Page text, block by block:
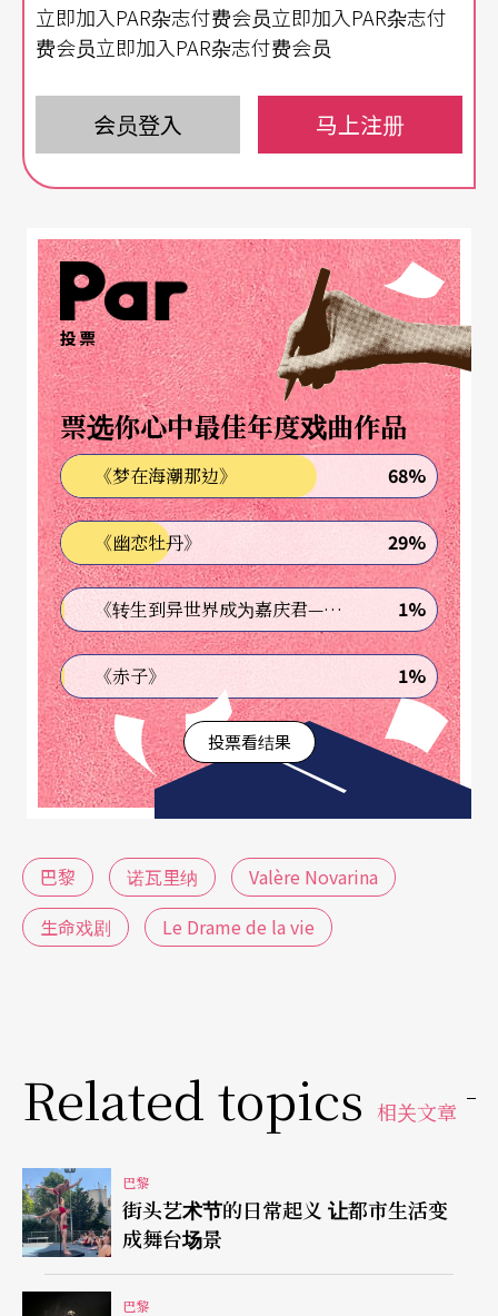
话语流动的盛宴
创作能量丰沛的诺瓦里纳共累计了50多部剧作及理
论，可说是法国现代舞台上最激进的创作者之一。
命的燃料。不同于荒谬剧场常见的语言匮乏与失
效，诺瓦里纳企图用书写创造出一种充满流动性及
饱满能量的「话语剧场」（théâtre de paroles）。
他将作曲的概念融入剧本创作中，在字里行间探索
迸发旋律、营造几何运动的可能。他的剧作没有复
杂的舞台指示，更摒弃了传统的因果逻辑，反而运
用精简的空间，让文字脱离符号，化身为主要的角
色，它们可以行走、跌倒、跳舞与呼喊，宛如一场
欢腾又热闹的原始庆典。在这种融合理性与感性的
实验场之中，观众必须用全新的感知面对熟悉的语
言，彻底翻转聆听和观看的方式。
立即加入PAR杂志付费会员立即加入PAR杂志付
费会员立即加入PAR杂志付费会员
会员登入 马上注册
投票
票选你心中最佳年度戏曲作品
《梦在海潮那边》 68%
《幽恋牡丹》 29%
《转生到异世界成为嘉庆君—发现我的祖先是诈骗集团!?》 1%
《赤子》 1%
投票看结果
巴黎 诺瓦里纳
Valère Novarina
生命戏剧
Le Drame de la vie
Related topics 相关文章
巴黎
街头艺术节的日常起义 让都市生活变
成舞台场景
巴黎